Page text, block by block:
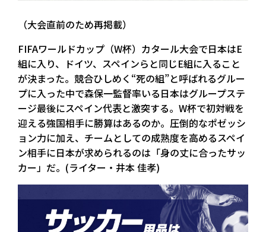
（大会直前のため再掲載）
FIFAワールドカップ（W杯）カタール大会で日本はE
組に入り、ドイツ、スペインらと同じE組に入ること
が決まった。競合ひしめく“死の組”と呼ばれるグルー
プに入った中で森保一監督率いる日本はグループステ
ージ最後にスペイン代表と激突する。W杯で初対戦を
迎える強国相手に勝算はあるのか。圧倒的なポゼッシ
ョン力に加え、チームとしての成熟度を高めるスペイ
ン相手に日本が求められるのは「身の丈に合ったサッ
カー」だ。(ライター・井本 佳孝)